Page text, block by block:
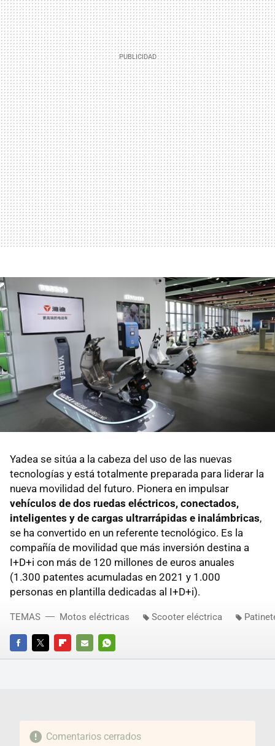
Yadea se sitúa a la cabeza del uso de las nuevas
tecnologías y está totalmente preparada para liderar la
nueva movilidad del futuro. Pionera en impulsar
vehículos de dos ruedas eléctricos, conectados,
inteligentes y de cargas ultrarrápidas e inalámbricas,
se ha convertido en un referente tecnológico. Es la
compañía de movilidad que más inversión destina a
I+D+i con más de 120 millones de euros anuales
(1.300 patentes acumuladas en 2021 y 1.000
personas en plantilla dedicadas al I+D+i).
FACEBOOKTWITTERFLIPBOARD
E-
WHATSAPP
TEMAS Motos eléctricas Scooter eléctrica
Comentarios cerrados